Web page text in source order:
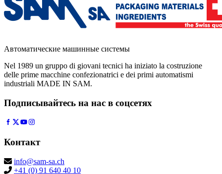
Автоматические машинные системы
Nel 1989 un gruppo di giovani tecnici ha iniziato la costruzione
delle prime macchine confezionatrici e dei primi automatismi
industriali MADE IN SAM.
Подписывайтесь на нас в соцсетях
Контакт
info@sam-sa.ch
+41 (0) 91 640 40 10